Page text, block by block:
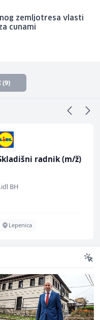
zemljotresa vlasti
cunami
(9)
radnik (m/ž)
BH
Lepenica